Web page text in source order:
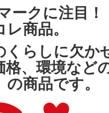
ークに注目
商品。
くらしに欠か
格、環境など
の商品です。